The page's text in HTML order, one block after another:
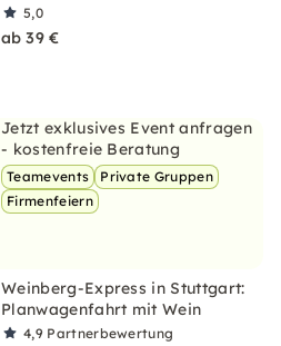
5,0
ab 39 €
Jetzt exklusives Event anfragen
- kostenfreie Beratung
Teamevents
Private Gruppen
Firmenfeiern
Weinberg-Express in Stuttgart:
Planwagenfahrt mit Wein
4,9 Partnerbewertung